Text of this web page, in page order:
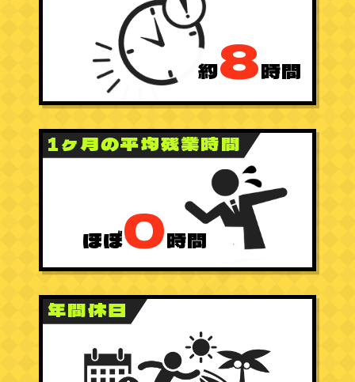
約8時間
1ヶ月の平均残業時間
ほぼ0時間
年間休日